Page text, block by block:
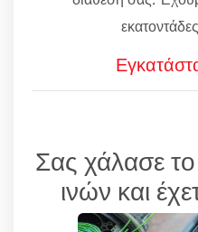
Σας χάλασε
ινών και